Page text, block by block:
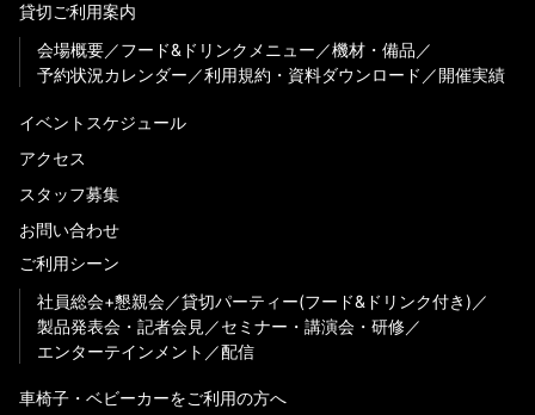
貸切ご利用案内
会場概要
フード&ドリンクメニュー
機材・備品
予約状況カレンダー
利用規約・資料ダウンロード 開催実績
イベントスケジュール
アクセス
スタッフ募集
お問い合わせ
ご利用シーン
社員総会+懇親会
貸切パーティー(フード&ドリンク付き)
製品発表会・記者会見
セミナー・講演会・研修
エンターテインメント
配信
車椅子・ベビーカーをご利用の方へ